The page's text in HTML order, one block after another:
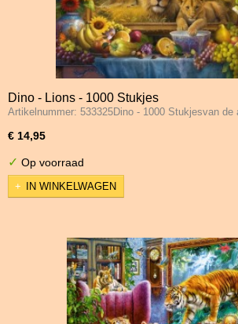
Dino - Lions - 1000 Stukjes
Artikelnummer: 533325Dino - 1000 Stukjesvan
€ 14,95
✓ Op voorraad
IN WINKELWAGEN